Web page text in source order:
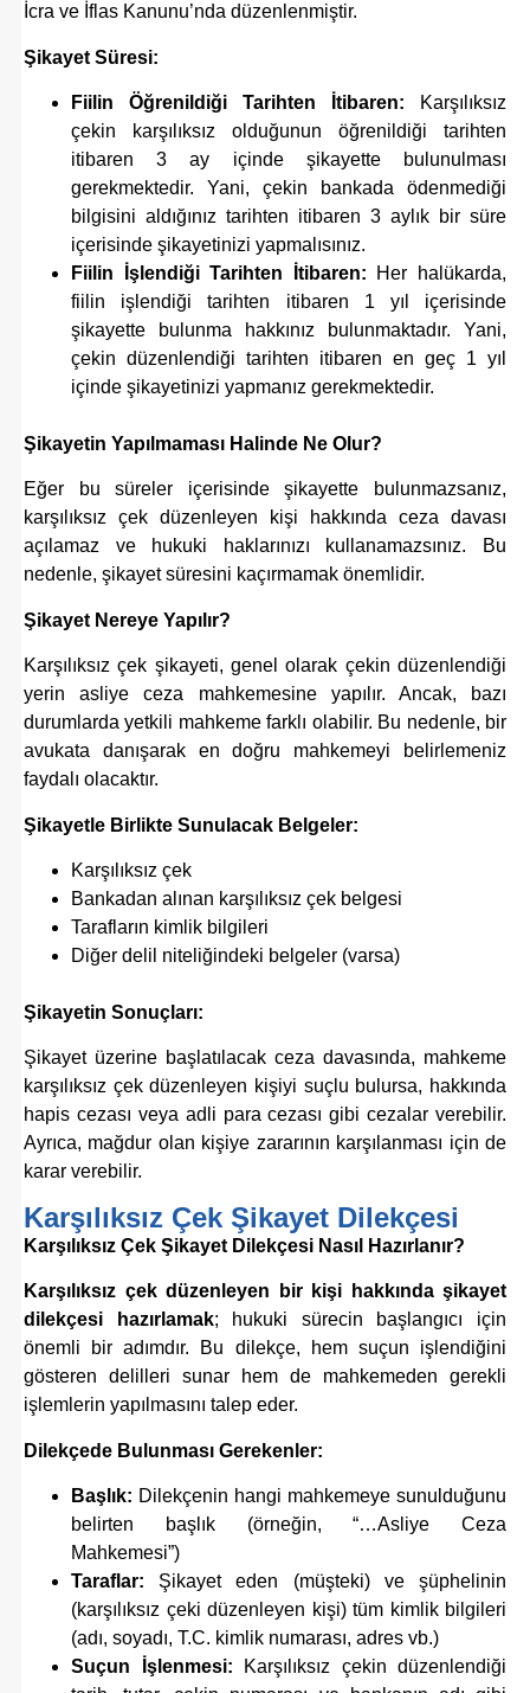
İcra ve İflas Kanunu’nda düzenlenmiştir.
Şikayet Süresi:
Fiilin Öğrenildiği Tarihten İtibaren: Karşılıksız
çekin karşılıksız olduğunun öğrenildiği tarihten
itibaren 3 ay içinde şikayette bulunulması
gerekmektedir. Yani, çekin bankada ödenmediği
bilgisini aldığınız tarihten itibaren 3 aylık bir süre
içerisinde şikayetinizi yapmalısınız.
Fiilin İşlendiği Tarihten İtibaren: Her halükarda,
fiilin işlendiği tarihten itibaren 1 yıl içerisinde
şikayette bulunma hakkınız bulunmaktadır. Yani,
çekin düzenlendiği tarihten itibaren en geç 1 yıl
içinde şikayetinizi yapmanız gerekmektedir.
Şikayetin Yapılmaması Halinde Ne Olur?
Eğer bu süreler içerisinde şikayette bulunmazsanız,
karşılıksız çek düzenleyen kişi hakkında ceza davası
açılamaz ve hukuki haklarınızı kullanamazsınız. Bu
nedenle, şikayet süresini kaçırmamak önemlidir.
Şikayet Nereye Yapılır?
Karşılıksız çek şikayeti, genel olarak çekin düzenlendiği
yerin asliye ceza mahkemesine yapılır. Ancak, bazı
durumlarda yetkili mahkeme farklı olabilir. Bu nedenle, bir
avukata danışarak en doğru mahkemeyi belirlemeniz
faydalı olacaktır.
Şikayetle Birlikte Sunulacak Belgeler:
Karşılıksız çek
Bankadan alınan karşılıksız çek belgesi
Tarafların kimlik bilgileri
Diğer delil niteliğindeki belgeler (varsa)
Şikayetin Sonuçları:
Şikayet üzerine başlatılacak ceza davasında, mahkeme
karşılıksız çek düzenleyen kişiyi suçlu bulursa, hakkında
hapis cezası veya adli para cezası gibi cezalar verebilir.
Ayrıca, mağdur olan kişiye zararının karşılanması için de
karar verebilir.
Karşılıksız Çek Şikayet Dilekçesi
Karşılıksız Çek Şikayet Dilekçesi Nasıl Hazırlanır?
Karşılıksız çek düzenleyen bir kişi hakkında şikayet
dilekçesi hazırlamak; hukuki sürecin başlangıcı için
önemli bir adımdır. Bu dilekçe, hem suçun işlendiğini
gösteren delilleri sunar hem de mahkemeden gerekli
işlemlerin yapılmasını talep eder.
Dilekçede Bulunması Gerekenler:
Başlık: Dilekçenin hangi mahkemeye sunulduğunu
belirten başlık (örneğin, “…Asliye Ceza
Mahkemesi”)
Taraflar: Şikayet eden (müşteki) ve şüphelinin
(karşılıksız çeki düzenleyen kişi) tüm kimlik bilgileri
(adı, soyadı, T.C. kimlik numarası, adres vb.)
Suçun İşlenmesi: Karşılıksız çekin düzenlendiği